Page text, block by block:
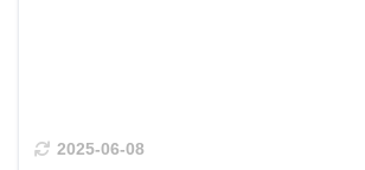
2025-06-08